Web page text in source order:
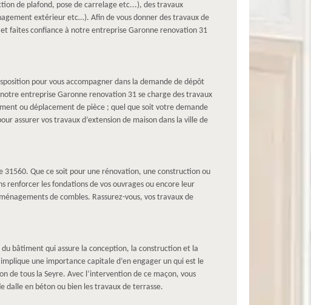
de plafond, pose de carrelage etc...), des travaux
extérieur etc…). Afin de vous donner des travaux de
faites confiance à notre entreprise Garonne renovation 31
pour vous accompagner dans la demande de dépôt
entreprise Garonne renovation 31 se charge des travaux
ou déplacement de pièce ; quel que soit votre demande
assurer vos travaux d’extension de maison dans la ville de
31560. Que ce soit pour une rénovation, une construction ou
les fondations de vos ouvrages ou encore leur
de combles. Rassurez-vous, vos travaux de
bâtiment qui assure la conception, la construction et la
une importance capitale d’en engager un qui est le
de tous la Seyre. Avec l’intervention de ce maçon, vous
dalle en béton ou bien les travaux de terrasse.